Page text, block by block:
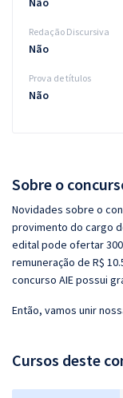
Sobre o
Novidades sobre o
provimento do cargo
edital pode ofertar
remuneração de R$
concurso AIE possui
Então, vamos unir
Cursos deste
Redação Discursiva
Não
Prova de títulos
Não